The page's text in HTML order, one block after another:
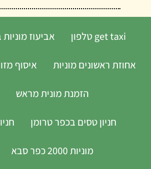
get taxi טלפון אביעוז
אחוזת ראשונים מוניות איסוף
הזמנת מונית מראש
חניון טסים בכפר טרומן
מוניות 2000 כפר סבא